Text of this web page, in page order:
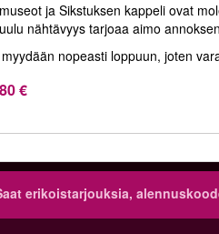
ja Sikstuksen kappeli ovat
nähtävyys tarjoaa aimo
nopeasti loppuun, joten
€
erikoistarjouksia,